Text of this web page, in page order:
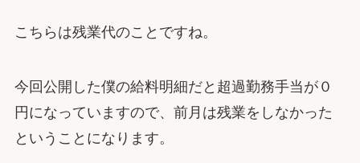
こちらは残業代のことですね。
今回公開した僕の給料明細だと超過勤務手当が０
円になっていますので、前月は残業をしなかった
ということになります。